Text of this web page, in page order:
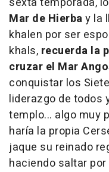
Mar de Hierbay la
khalen por ser
khals, recuerda la
cruzar el Mar
conquistar los
liderazgo de todos
templo... algo muy
haría la propia
jaque su reinado
haciendo saltar